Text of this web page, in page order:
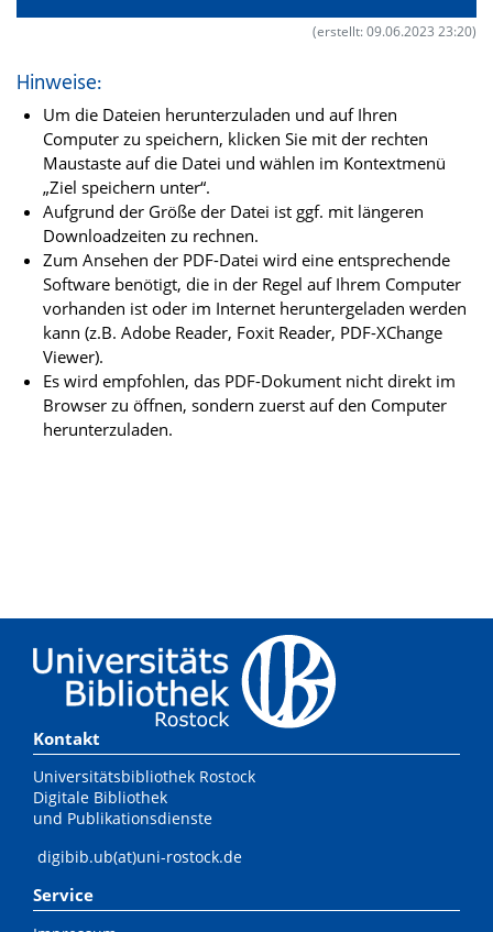
(erstellt: 09.06.2023 23:20)
Hinweise:
Um die Dateien herunterzuladen und auf Ihren
Computer zu speichern, klicken Sie mit der rechten
Maustaste auf die Datei und wählen im Kontextmenü
„Ziel speichern unter“.
Aufgrund der Größe der Datei ist ggf. mit längeren
Downloadzeiten zu rechnen.
Zum Ansehen der PDF-Datei wird eine entsprechende
Software benötigt, die in der Regel auf Ihrem Computer
vorhanden ist oder im Internet heruntergeladen werden
kann (z.B. Adobe Reader, Foxit Reader, PDF-XChange
Viewer).
Es wird empfohlen, das PDF-Dokument nicht direkt im
Browser zu öffnen, sondern zuerst auf den Computer
herunterzuladen.
Kontakt
Universitätsbibliothek Rostock
Digitale Bibliothek
und Publikationsdienste
digibib.ub(at)uni-rostock.de
Service